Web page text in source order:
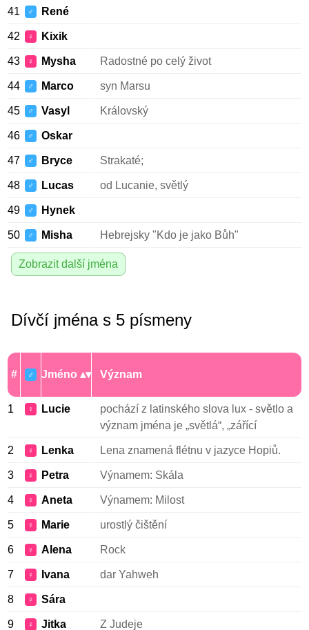
41 ♂ René
42 ♀ Kixik
43 ♀ Mysha Radostné po celý život
44 ♂ Marco syn Marsu
45 ♂ Vasyl Královský
46 ♂ Oskar
47 ♂ Bryce Strakaté;
48 ♂ Lucas od Lucanie, světlý
49 ♂ Hynek
50 ♂ Misha Hebrejsky "Kdo je jako Bůh"
Zobrazit další jména
Dívčí jména s 5 písmeny
# ♂ Jméno Význam
1 ♀ Lucie
pochází z latinského slova lux - světlo a
význam jména je „světlá“, „zářící
2 ♀ Lenka Lena znamená flétnu v jazyce Hopiů.
3 ♀ Petra Výnamem: Skála
4 ♀ Aneta Výnamem: Milost
5 ♀ Marie urostlý čištění
6 ♀ Alena Rock
7 ♀ Ivana dar Yahweh
8 ♀ Sára
9 ♀ Jitka Z Judeje